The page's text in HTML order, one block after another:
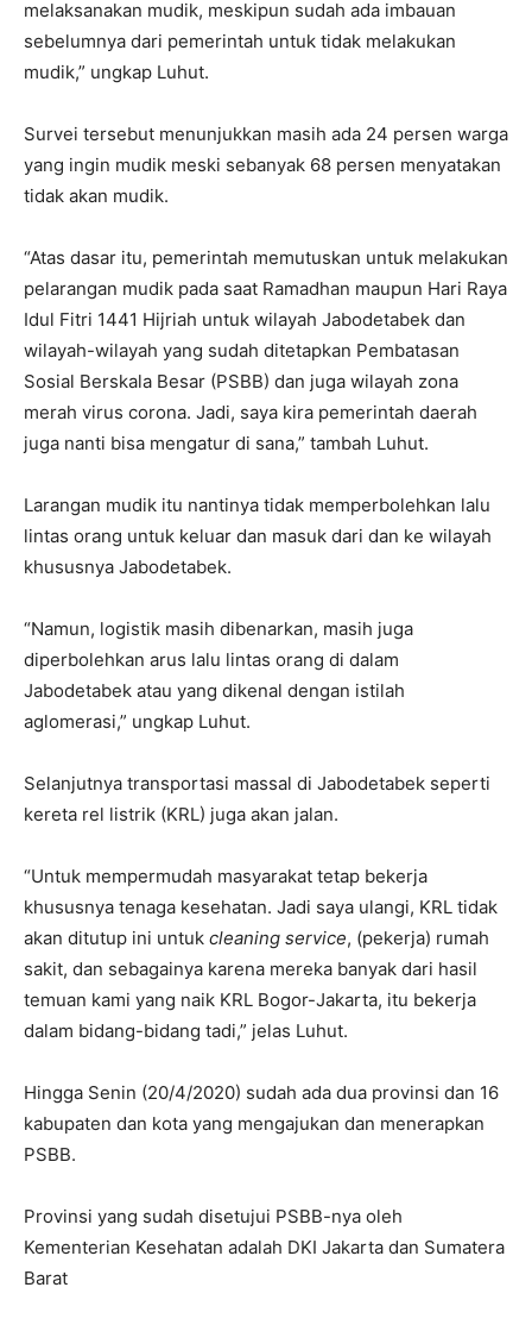
melaksanakan mudik, meskipun sudah ada imbauan
sebelumnya dari pemerintah untuk tidak melakukan
mudik,” ungkap Luhut.
Survei tersebut menunjukkan masih ada 24 persen warga
yang ingin mudik meski sebanyak 68 persen menyatakan
tidak akan mudik.
“Atas dasar itu, pemerintah memutuskan untuk melakukan
pelarangan mudik pada saat Ramadhan maupun Hari Raya
Idul Fitri 1441 Hijriah untuk wilayah Jabodetabek dan
wilayah-wilayah yang sudah ditetapkan Pembatasan
Sosial Berskala Besar (PSBB) dan juga wilayah zona
merah virus corona. Jadi, saya kira pemerintah daerah
juga nanti bisa mengatur di sana,” tambah Luhut.
Larangan mudik itu nantinya tidak memperbolehkan lalu
lintas orang untuk keluar dan masuk dari dan ke wilayah
khususnya Jabodetabek.
“Namun, logistik masih dibenarkan, masih juga
diperbolehkan arus lalu lintas orang di dalam
Jabodetabek atau yang dikenal dengan istilah
aglomerasi,” ungkap Luhut.
Selanjutnya transportasi massal di Jabodetabek seperti
kereta rel listrik (KRL) juga akan jalan.
“Untuk mempermudah masyarakat tetap bekerja
khususnya tenaga kesehatan. Jadi saya ulangi, KRL tidak
akan ditutup ini untuk cleaning service, (pekerja) rumah
sakit, dan sebagainya karena mereka banyak dari hasil
temuan kami yang naik KRL Bogor-Jakarta, itu bekerja
dalam bidang-bidang tadi,” jelas Luhut.
Hingga Senin (20/4/2020) sudah ada dua provinsi dan 16
kabupaten dan kota yang mengajukan dan menerapkan
PSBB.
Provinsi yang sudah disetujui PSBB-nya oleh
Kementerian Kesehatan adalah DKI Jakarta dan Sumatera
Barat